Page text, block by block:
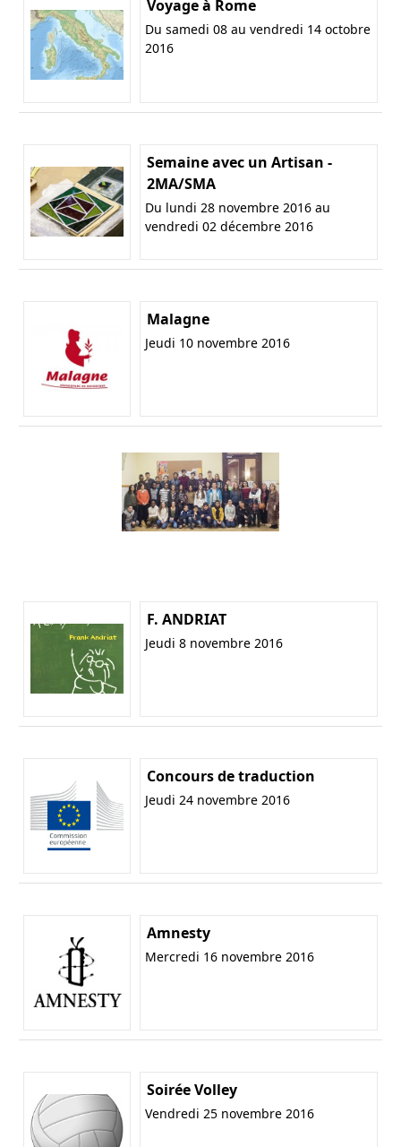
Voyage à Rome
Du samedi 08 au vendredi 14 octobre
2016
Semaine avec un Artisan -
2MA/SMA
Du lundi 28 novembre 2016 au
vendredi 02 décembre 2016
Malagne
Jeudi 10 novembre 2016
F. ANDRIAT
Jeudi 8 novembre 2016
Concours de traduction
Jeudi 24 novembre 2016
Amnesty
Mercredi 16 novembre 2016
Soirée Volley
Vendredi 25 novembre 2016